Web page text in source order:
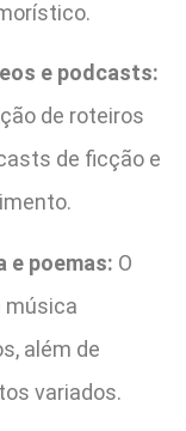
e podcasts:
de roteiros
de ficção e
e poemas: O
música
além de
variados.